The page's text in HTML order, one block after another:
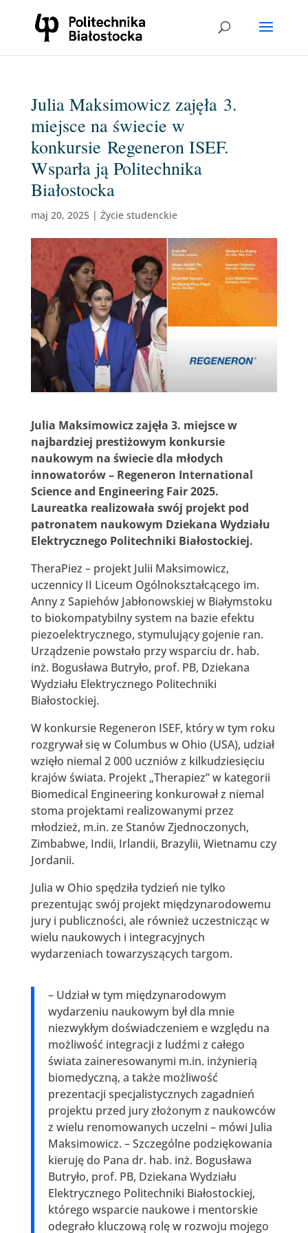
Julia Maksimowicz zajęła 3.
miejsce na świecie w
konkursie Regeneron ISEF.
Wsparła ją Politechnika
Białostocka
maj 20, 2025| Życie studenckie
Julia Maksimowicz zajęła 3. miejsce w
najbardziej prestiżowym konkursie
naukowym na świecie dla młodych
innowatorów –Regeneron International
Science and Engineering Fair 2025.
Laureatka realizowała swój projekt pod
patronatem naukowym Dziekana Wydziału
Elektrycznego Politechniki Białostockiej.
TheraPiez – projekt Julii Maksimowicz,
uczennicy II Liceum Ogólnokształcącego im.
Anny z Sapiehów Jabłonowskiej w Białymstoku
to biokompatybilny system na bazie efektu
piezoelektrycznego, stymulujący gojenie ran.
Urządzenie powstało przy wsparciu dr. hab.
inż. Bogusława Butryło, prof. PB, Dziekana
Wydziału Elektrycznego Politechniki
Białostockiej.
W konkursie Regeneron ISEF, który w tym roku
rozgrywał się w Columbus w Ohio (USA), udział
wzięło niemal 2 000 uczniów z kilkudziesięciu
krajów świata. Projekt „Therapiez” w kategorii
Biomedical Engineering konkurował z niemal
stoma projektami realizowanymi przez
młodzież, m.in. ze Stanów Zjednoczonych,
Zimbabwe, Indii, Irlandii, Brazylii, Wietnamu czy
Jordanii.
Julia w Ohio spędziła tydzień nie tylko
prezentując swój projekt międzynarodowemu
jury i publiczności, ale również uczestnicząc w
wielu naukowych i integracyjnych
wydarzeniach towarzyszących targom.
– Udział w tym międzynarodowym
wydarzeniu naukowym był dla mnie
niezwykłym doświadczeniem e względu na
możliwość integracji z ludźmi z całego
świata zaineresowanymi m.in. inżynierią
biomedyczną, a także możliwość
prezentacji specjalistycznych zagadnień
projektu przed jury złożonym z naukowców
z wielu renomowanych uczelni – mówi Julia
Maksimowicz. – Szczególne podziękowania
kieruję do Pana dr. hab. inż. Bogusława
Butryło, prof. PB, Dziekana Wydziału
Elektrycznego Politechniki Białostockiej,
którego wsparcie naukowe i mentorskie
odegrało kluczową rolę w rozwoju mojego